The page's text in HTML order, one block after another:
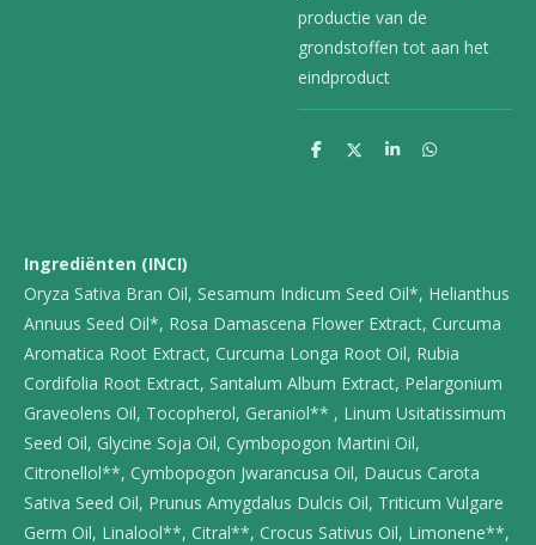
productie van de
grondstoffen tot aan het
eindproduct
D
D
S
D
Ingrediënten (INCI)
Oryza Sativa Bran Oil, Sesamum Indicum Seed Oil*, Helianthus
Annuus Seed Oil*, Rosa Damascena Flower Extract, Curcuma
Aromatica Root Extract, Curcuma Longa Root Oil, Rubia
Cordifolia Root Extract, Santalum Album Extract, Pelargonium
Graveolens Oil, Tocopherol, Geraniol** , Linum Usitatissimum
Seed Oil, Glycine Soja Oil, Cymbopogon Martini Oil,
Citronellol**, Cymbopogon Jwarancusa Oil, Daucus Carota
Sativa Seed Oil, Prunus Amygdalus Dulcis Oil, Triticum Vulgare
Germ Oil, Linalool**, Citral**, Crocus Sativus Oil, Limonene**,